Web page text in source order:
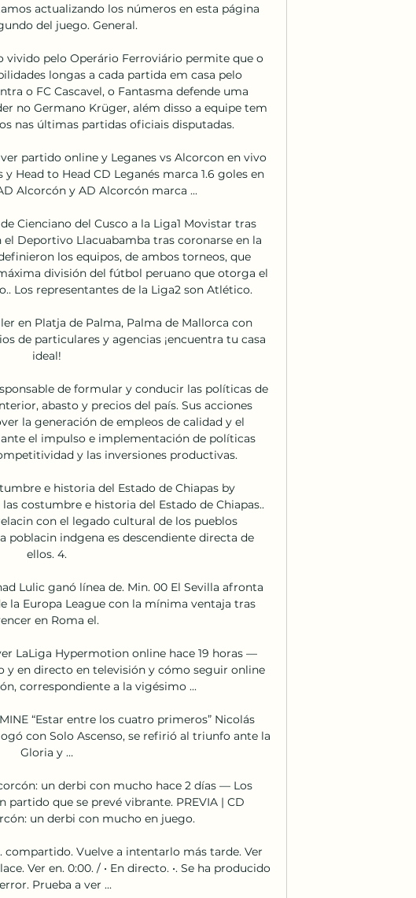
actualizando los números en esta página
del juego. General.
vivido pelo Operário Ferroviário permite que o
longas a cada partida em casa pelo
o FC Cascavel, o Fantasma defende uma
no Germano Krüger, além disso a equipe tem
nas últimas partidas oficiais disputadas.
partido online y Leganes vs Alcorcon en vivo
Head to Head CD Leganés marca 1.6 goles en
Alcorcón y AD Alcorcón marca ...
Cienciano del Cusco a la Liga1 Movistar tras
Deportivo Llacuabamba tras coronarse en la
los equipos, de ambos torneos, que
división del fútbol peruano que otorga el
Los representantes de la Liga2 son Atlético.
en Platja de Palma, Palma de Mallorca con
de particulares y agencias ¡encuentra tu casa
ideal!
de formular y conducir las políticas de
abasto y precios del país. Sus acciones
la generación de empleos de calidad y el
el impulso e implementación de políticas
y las inversiones productivas.
e historia del Estado de Chiapas by
costumbre e historia del Estado de Chiapas..
con el legado cultural de los pueblos
poblacin indgena es descendiente directa de
ellos. 4.
Lulic ganó línea de. Min. 00 El Sevilla afronta
la Europa League con la mínima ventaja tras
en Roma el.
LaLiga Hypermotion online hace 19 horas —
y en directo en televisión y cómo seguir online
correspondiente a la vigésimo ...
“Estar entre los cuatro primeros” Nicolás
con Solo Ascenso, se refirió al triunfo ante la
Gloria y …
un derbi con mucho hace 2 días — Los
partido que se prevé vibrante. PREVIA | CD
un derbi con mucho en juego.
compartido. Vuelve a intentarlo más tarde. Ver
Ver en. 0:00. / • En directo. •. Se ha producido
Prueba a ver ...